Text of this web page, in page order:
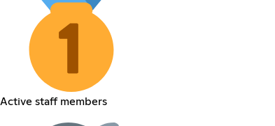
Active staff members